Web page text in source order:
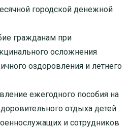
городской денежной
гражданам при
осложнения
оздоровления и летнего
ежегодного пособия на
отдыха детей
и сотрудников